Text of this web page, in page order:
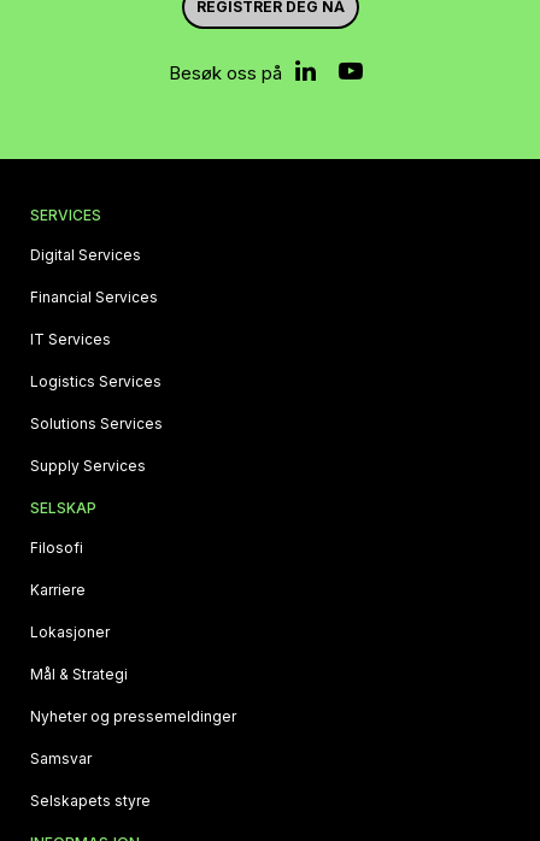
REGISTRER DEG NÅ
Besøk oss på
SERVICES
Digital Services
Financial Services
IT Services
Logistics Services
Solutions Services
Supply Services
SELSKAP
Filosofi
Karriere
Lokasjoner
Mål & Strategi
Nyheter og pressemeldinger
Samsvar
Selskapets styre